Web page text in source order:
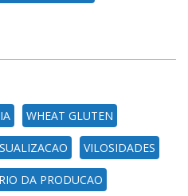
WHEAT GLUTEN
VILOSIDADES
DA PRODUCAO